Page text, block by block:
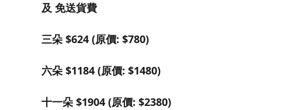
及 免送貨費
三朵 $624 (原價: $780)
六朵 $1184 (原價: $1480)
十一朵 $1904 (原價: $2380)